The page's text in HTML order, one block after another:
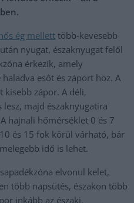
ég mellett több-kevesebb
nyugat, északnyugat felől
érkezik, amely
esőt és záport hoz. A
zápor. A déli,
majd északnyugatira
hajnali hőmérséklet 0 és 7
és 15 fok körül várható, bár
idő is lehet.
elvonul kelet,
több napsütés, északon több
inkább az északi,